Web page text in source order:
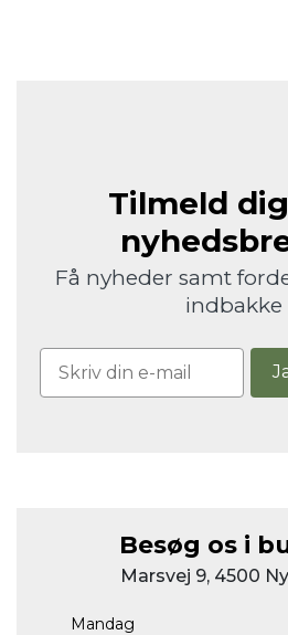
Tilmeld
Få nyheder samt
indbakke
Besøg os i
Marsvej 9, 4500
Mandag